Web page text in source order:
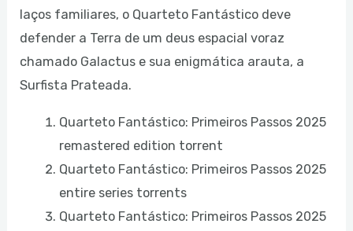
laços familiares, o Quarteto Fantástico deve
defender a Terra de um deus espacial voraz
chamado Galactus e sua enigmática arauta, a
Surfista Prateada.
Quarteto Fantástico: Primeiros Passos 2025
remastered edition torrent
Quarteto Fantástico: Primeiros Passos 2025
entire series torrents
Quarteto Fantástico: Primeiros Passos 2025